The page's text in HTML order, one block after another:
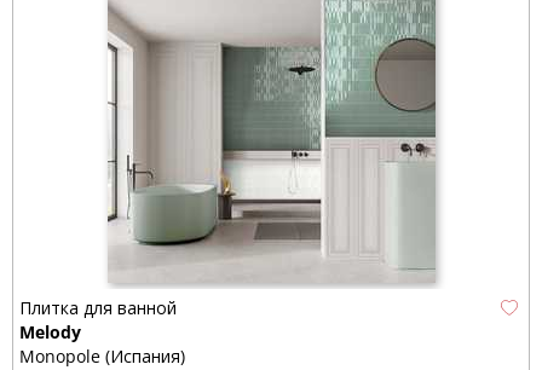
Плитка для ванной
Melody
Monopole (Испания)